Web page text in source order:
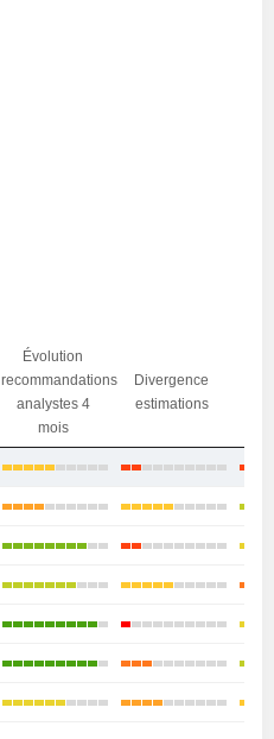
Évolution
recommandations
analystes 4
mois
Divergence
estimations